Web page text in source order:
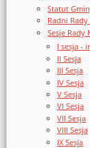
Statut
Radni
Sesje Rady
I sesja -
II Sesja
III Sesja
IV Sesja
V Sesja
VI Sesja
VII Sesja
VIII Sesja
IX Sesja